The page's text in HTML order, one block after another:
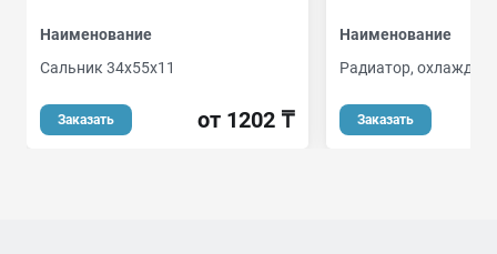
Наименование
Сальник 34x55x11
Заказать от 1202 ₸
Наименование
Радиатор,
Заказать